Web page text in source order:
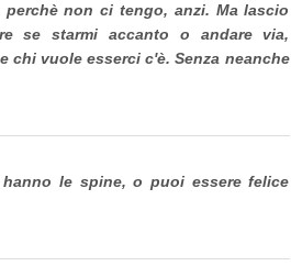
non ci tengo, anzi. Ma lascio
se starmi accanto o andare via,
chi vuole esserci c'è. Senza neanche
le spine, o puoi essere felice